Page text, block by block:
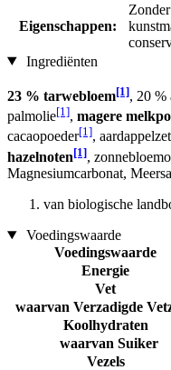
Eigenschappen:
Ingrediënten
23 % tarwebloem[1], 20 %
palmolie[1], magere
cacaopoeder[1],
hazelnoten[1],
Magnesiumcarbonat,
van biologische
Voedingswaarde
Voedingswaarde
Energie
Vet
waarvan Verzadigde
Koolhydraten
waarvan Suiker
Vezels